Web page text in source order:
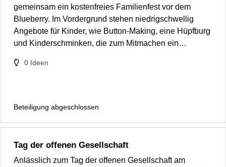
gemeinsam ein kostenfreies Familienfest vor dem
Blueberry. Im Vordergrund stehen niedrigschwellig
Angebote für Kinder, wie Button-Making, eine Hüpfburg
und Kinderschminken, die zum Mitmachen ein…
0 Ideen
Beteiligung abgeschlossen
Tag der offenen Gesellschaft
Anlässlich zum Tag der offenen Gesellschaft am